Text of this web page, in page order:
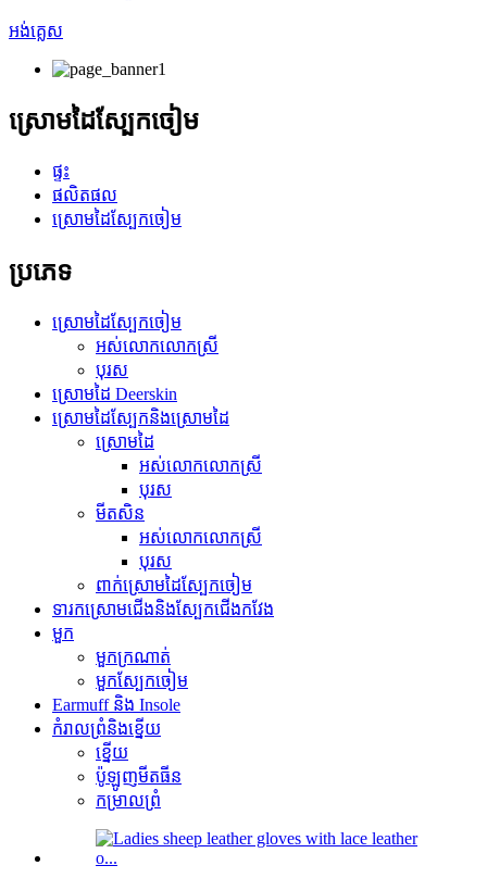
អង់គ្លេស
ស្រោមដៃស្បែកចៀម
ផ្ទះ
ផលិតផល
ស្រោមដៃស្បែកចៀម
ប្រភេទ
ស្រោមដៃស្បែកចៀម
អស់លោកលោកស្រី
បុរស
ស្រោមដៃ Deerskin
ស្រោមដៃស្បែកនិងស្រោមដៃ
ស្រោមដៃ
អស់លោកលោកស្រី
បុរស
មីតសិន
អស់លោកលោកស្រី
បុរស
ពាក់ស្រោមដៃស្បែកចៀម
ទារកស្រោមជើងនិងស្បែកជើងកវែង
មួក
មួកក្រណាត់
មួកស្បែកចៀម
Earmuff និង Insole
កំរាលព្រំនិងខ្នើយ
ខ្នើយ
ប៉ូឡូញមីតធីន
កម្រាលព្រំ